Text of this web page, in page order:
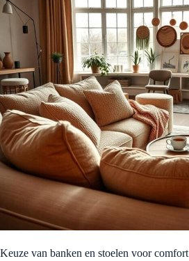
Keuze van banken en stoelen voor comfort